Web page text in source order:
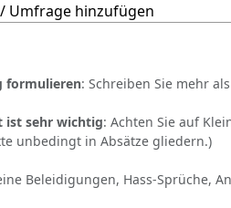
Umfrage hinzufügen
formulieren: Schreiben Sie mehr
ist sehr wichtig: Achten Sie auf
unbedingt in Absätze gliedern.)
Beleidigungen, Hass-Sprüche,